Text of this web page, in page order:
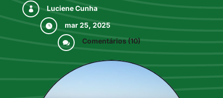
 Luciene Cunha
 mar 25, 2025
 Comentários (10)